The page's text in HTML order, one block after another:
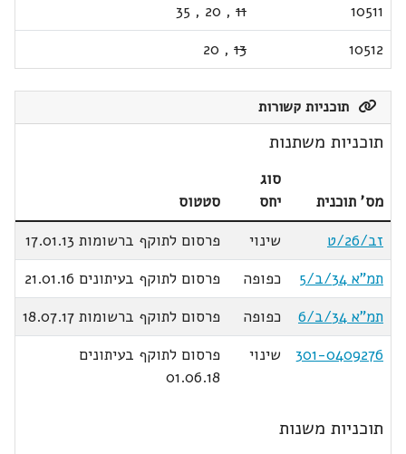
10511
11
,
20
,
35
10512
13
,
20
תוכניות קשורות
תוכניות משתנות
מס' תוכנית
סוג
יחס
סטטוס
זב/26/ט
שינוי
פרסום לתוקף ברשומות 17.01.13
תמ"א 34/ב/5
כפופה
פרסום לתוקף בעיתונים 21.01.16
תמ"א 34/ב/6
כפופה
פרסום לתוקף ברשומות 18.07.17
301-0409276
שינוי
פרסום לתוקף בעיתונים
01.06.18
תוכניות משנות